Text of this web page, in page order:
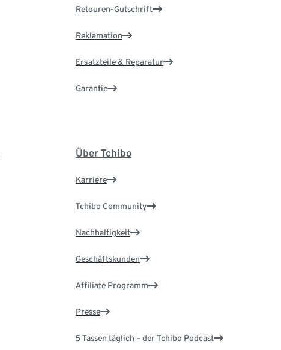
Retouren-Gutschrift
Reklamation
Ersatzteile & Reparatur
Garantie
Über Tchibo
Karriere
Tchibo Community
Nachhaltigkeit
Geschäftskunden
Affiliate Programm
Presse
5 Tassen täglich – der Tchibo Podcast